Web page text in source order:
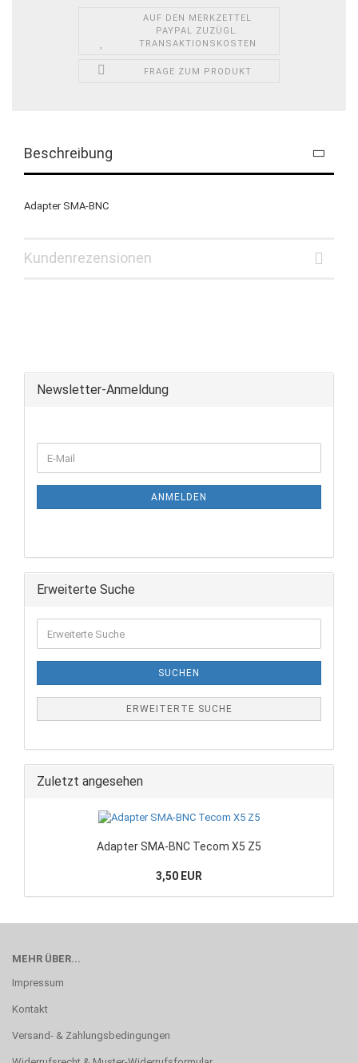
AUF DEN MERKZETTEL
PAYPAL ZUZÜGL.
TRANSAKTIONSKOSTEN
FRAGE ZUM PRODUKT
Beschreibung
Adapter SMA-BNC
Kundenrezensionen
Newsletter-Anmeldung
ANMELDEN
Erweiterte Suche
SUCHEN
ERWEITERTE SUCHE
Zuletzt angesehen
Adapter SMA-BNC Tecom X5 Z5
3,50 EUR
MEHR ÜBER...
Impressum
Kontakt
Versand- & Zahlungsbedingungen